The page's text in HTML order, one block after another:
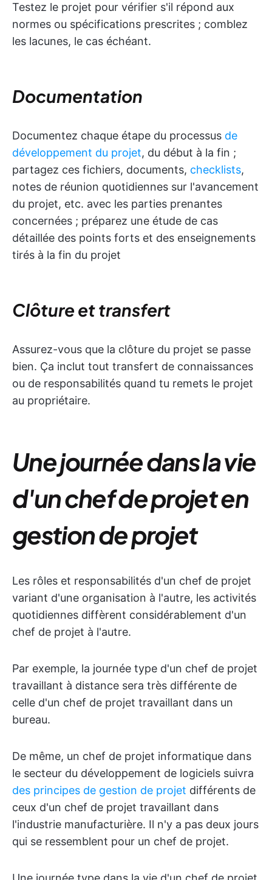
Testez le projet pour vérifier s'il répond aux
normes ou spécifications prescrites ; comblez
les lacunes, le cas échéant.
Documentation
Documentez chaque étape du processus de
développement du projet, du début à la fin ;
partagez ces fichiers, documents, checklists,
notes de réunion quotidiennes sur l'avancement
du projet, etc. avec les parties prenantes
concernées ; préparez une étude de cas
détaillée des points forts et des enseignements
tirés à la fin du projet
Clôture et transfert
Assurez-vous que la clôture du projet se passe
bien. Ça inclut tout transfert de connaissances
ou de responsabilités quand tu remets le projet
au propriétaire.
Une journée dans la vie
d'un chef de projet en
gestion de projet
Les rôles et responsabilités d'un chef de projet
variant d'une organisation à l'autre, les activités
quotidiennes diffèrent considérablement d'un
chef de projet à l'autre.
Par exemple, la journée type d'un chef de projet
travaillant à distance sera très différente de
celle d'un chef de projet travaillant dans un
bureau.
De même, un chef de projet informatique dans
le secteur du développement de logiciels suivra
des principes de gestion de projet différents de
ceux d'un chef de projet travaillant dans
l'industrie manufacturière. Il n'y a pas deux jours
qui se ressemblent pour un chef de projet.